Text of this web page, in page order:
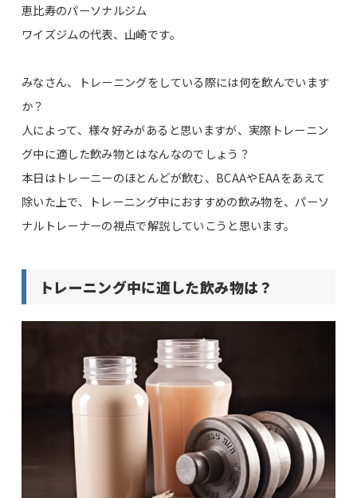
恵比寿のパーソナルジム
ワイズジムの代表、山崎です。
みなさん、トレーニングをしている際には何を飲んでいます
か？
人によって、様々好みがあると思いますが、実際トレーニン
グ中に適した飲み物とはなんなのでしょう？
本日はトレーニーのほとんどが飲む、BCAAやEAAをあえて
除いた上で、トレーニング中におすすめの飲み物を、パーソ
ナルトレーナーの視点で解説していこうと思います。
トレーニング中に適した飲み物は？